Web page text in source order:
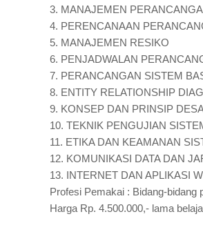
3. MANAJEMEN
4. PERENCANAAN
5. MANAJEMEN RESIKO
6. PENJADWALAN
7. PERANCANGAN SISTEM
8. ENTITY RELATIONSHIP
9. KONSEP DAN PRINSIP
10. TEKNIK PENGUJIAN
11. ETIKA DAN KEAMANAN
12. KOMUNIKASI DATA DAN
13. INTERNET DAN APLIKASI
Profesi Pemakai : Bidang-bidang
Harga Rp. 4.500.000,- lama